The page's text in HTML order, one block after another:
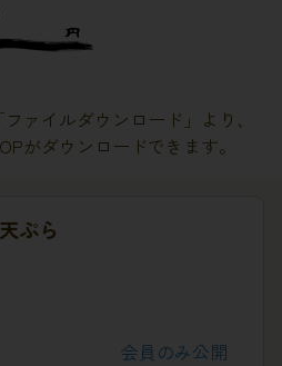
ァイルダウンロード」より、
がダウンロードできます。
ぷら
会員のみ公開